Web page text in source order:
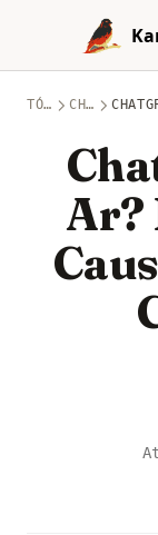
Skip to content
TÓPICOS CHATGPT
Ar?